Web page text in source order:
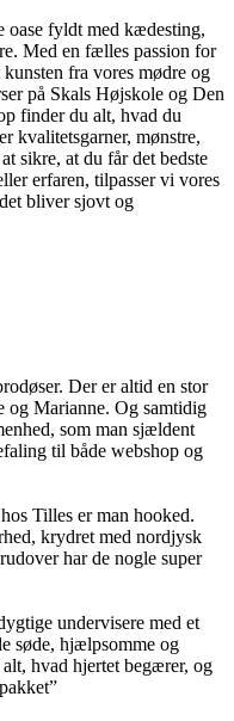
oase fyldt med kædesting,
Med en fælles passion for
fra vores mødre og
på Skals Højskole og Den
finder du alt, hvad du
kvalitetsgarner, mønstre,
sikre, at du får det bedste
erfaren, tilpasser vi vores
bliver sjovt og
Der er altid en stor
og Marianne. Og samtidig
som man sjældent
til både webshop og
Tilles er man hooked.
krydret med nordjysk
har de nogle super
undervisere med et
søde, hjælpsomme og
hvad hjertet begærer, og